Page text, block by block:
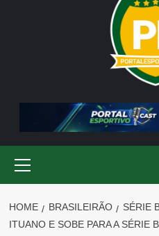
Menu
HOME BRASILEIRÃO SÉRIE
ITUANO E SOBE PARA A SÉRIE B